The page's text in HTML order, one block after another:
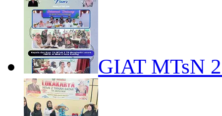
GIAT MTsN